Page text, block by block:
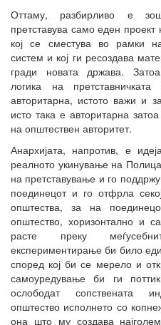
Оттаму, разбирливо е
претставува само еден проект
кој се сместува во рамки
систем и кој ги ресоздава
гради новата држава.
логика на
авторитарна, истото важи и
исто така е авторитарна
на општествен авторитет.
Анархијата, напротив, е
реалното укинување на
на претставување и го
поединецот и го отфрла
општества, за на
општество, хоризонтално и
расте преку
експериментирање би било
според кој би се мерело и
самоуредување би ги
ослободат сопствената
општество исполнето со
она што му создава